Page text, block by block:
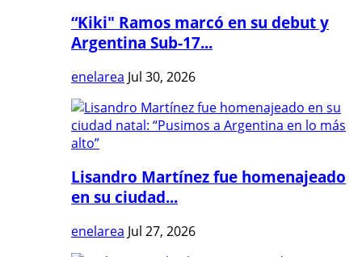
“Kiki" Ramos marcó en su debut y
Argentina Sub-17...
enelarea Jul 30, 2026
Lisandro Martínez fue homenajeado
en su ciudad...
enelarea Jul 27, 2026